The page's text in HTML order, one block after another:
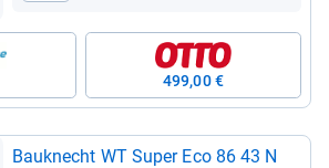
499,00 €
Bau­knecht WT Super Eco 86 43 N